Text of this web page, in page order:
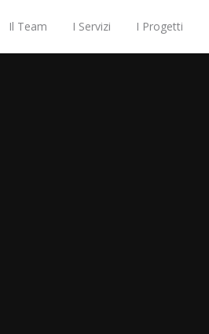
Il Team I Servizi I Progetti